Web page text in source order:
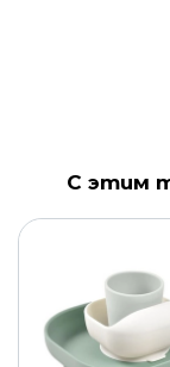
С этим